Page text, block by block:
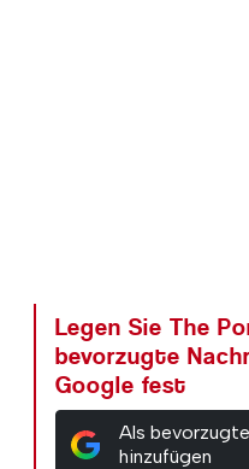
Legen Sie The
bevorzugte
Google fest
Als
hinzufügen